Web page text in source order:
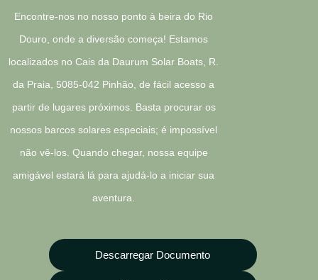
Encontre-nos no nosso ponto à beira do Rio
Douro, onde a diversão começa! Estamos
localizados no Cais da Daurum Solar Boats, R.
da Praia, 5085-042 Pinhão, de fácil acesso a
partir de lugares próximos. Basta procurar os
nossos barcos solares especiais; é impossível
não vê-los. Quando chegar, nossa equipe
amigável estará lá para ajudá-lo a iniciar sua
aventura.
Descarregar Documento